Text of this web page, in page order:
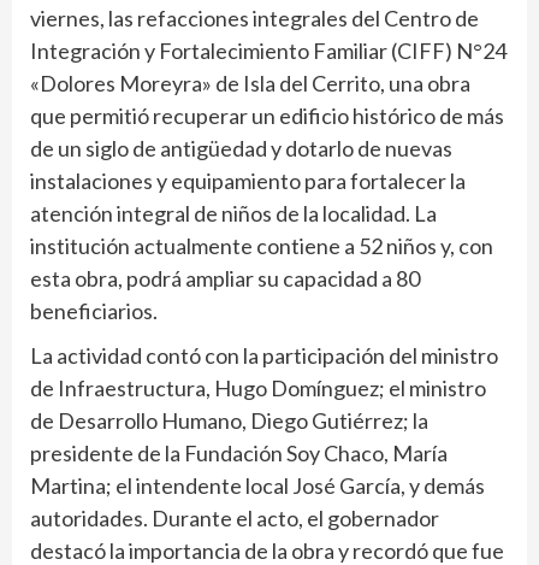
viernes, las refacciones integrales del Centro de
Integración y Fortalecimiento Familiar (CIFF) N°24
«Dolores Moreyra» de Isla del Cerrito, una obra
que permitió recuperar un edificio histórico de más
de un siglo de antigüedad y dotarlo de nuevas
instalaciones y equipamiento para fortalecer la
atención integral de niños de la localidad. La
institución actualmente contiene a 52 niños y, con
esta obra, podrá ampliar su capacidad a 80
beneficiarios.
La actividad contó con la participación del ministro
de Infraestructura, Hugo Domínguez; el ministro
de Desarrollo Humano, Diego Gutiérrez; la
presidente de la Fundación Soy Chaco, María
Martina; el intendente local José García, y demás
autoridades. Durante el acto, el gobernador
destacó la importancia de la obra y recordó que fue